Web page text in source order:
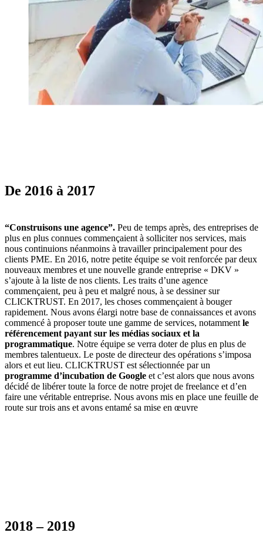
De 2016 à 2017
“Construisons une agence”. Peu de temps après, des entreprises de
plus en plus connues commençaient à solliciter nos services, mais
nous continuions néanmoins à travailler principalement pour des
clients PME. En 2016, notre petite équipe se voit renforcée par deux
nouveaux membres et une nouvelle grande entreprise « DKV »
s’ajoute à la liste de nos clients. Les traits d’une agence
commençaient, peu à peu et malgré nous, à se dessiner sur
CLICKTRUST. En 2017, les choses commençaient à bouger
rapidement. Nous avons élargi notre base de connaissances et avons
commencé à proposer toute une gamme de services, notamment le
référencement payant sur les médias sociaux et la
programmatique. Notre équipe se verra doter de plus en plus de
membres talentueux. Le poste de directeur des opérations s’imposa
alors et eut lieu. CLICKTRUST est sélectionnée par un
programme d’incubation de Google et c’est alors que nous avons
décidé de libérer toute la force de notre projet de freelance et d’en
faire une véritable entreprise. Nous avons mis en place une feuille de
route sur trois ans et avons entamé sa mise en œuvre
2018 – 2019